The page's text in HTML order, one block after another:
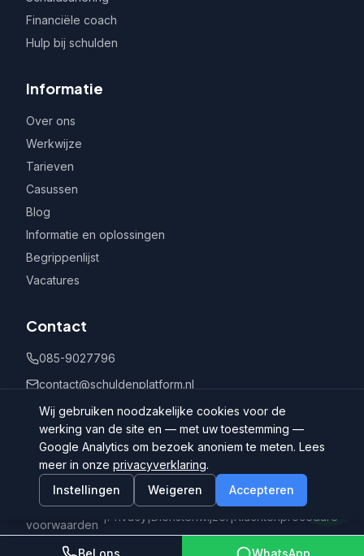
Financiële coach
Hulp bij schulden
Informatie
Over ons
Werkwijze
Tarieven
Casussen
Blog
Informatie en oplossingen
Begrippenlijst
Vacatures
Contact
085-9027796
contact@schuldenplatform.nl
Postbus 802, 7400 AV Deventer
©
Schuldenplatform.nl
Algemene
voorwaarden
|Privacy |Dienstenwijzer |Klachtenprocedure
Bel ons WhatsApp
Wij gebruiken noodzakelijke cookies voor de
werking van de site en — met uw toestemming —
Google Analytics om bezoek anoniem te meten. Lees
meer in onze privacyverklaring.
Instellingen
Weigeren Accepteren